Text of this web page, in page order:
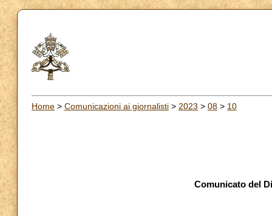
Home > Comunicazioni ai giornalisti > 2023 > 08 > 10
Comunicato del